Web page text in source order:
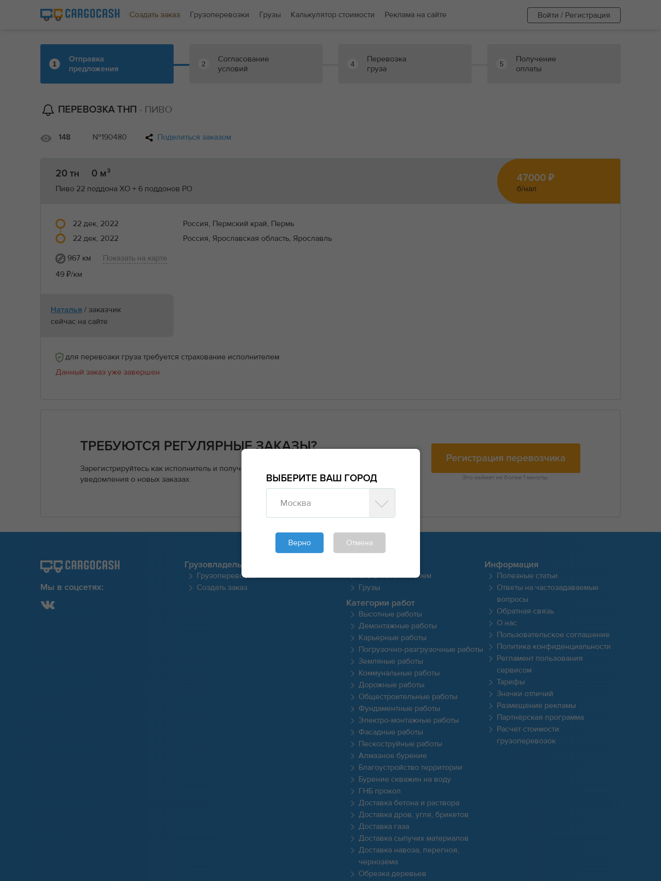
Создать заказ Грузоперевозки Грузы Калькулятор стоимости Реклама на сайте Войти / Регистрация
1
Отправка
предложения
2
Согласование
условий
4
Перевозка
груза
5
Получение
оплаты
ПЕРЕВОЗКА ТНП - ПИВО
148 №190480 Поделиться заказом
20 тн
0 м³
Пиво 22 поддона ХО + 6 поддонов РО
47000 ₽
б/нал
22 дек, 2022
Россия, Пермский край, Пермь
22 дек, 2022
Россия, Ярославская область, Ярославль
967 км
Показать на карте
49 ₽/км
Наталья / заказчик
сейчас на сайте
для перевозки груза требуется страхование исполнителем
Данный заказ уже завершен
ТРЕБУЮТСЯ РЕГУЛЯРНЫЕ ЗАКАЗЫ?
Зарегистрируйтесь как исполнитель и получайте заявки напрямую от заказчиков и
уведомления о новых заказах.
Регистрация перевозчика
Это займет не более 1 минуты.
Мы в соцсетях:
Грузовладельцу
Грузоперевозки
Создать заказ
Стать исполнителем
Грузы
Категории работ
Высотные работы
Демонтажные работы
Карьерные работы
Погрузочно-разгрузочные работы
Земляные работы
Коммунальные работы
Дорожные работы
Общестроительные работы
Фундаментные работы
Электро-монтажные работы
Фасадные работы
Пескоструйные работы
Алмазное бурение
Благоустройство территории
Бурение скважин на воду
ГНБ прокол
Доставка бетона и раствора
Доставка дров, угля, брикетов
Доставка газа
Доставка сыпучих материалов
Доставка навоза, перегноя,
чернозёма
Обрезка деревьев
Информация
Полезные статьи
Ответы на частозадаваемые
вопросы
Обратная связь
О нас
Пользовательское соглашение
Политика конфиденциальности
Регламент пользования
сервисом
Тарифы
Значки отличий
Размещение рекламы
Партнёрская программа
Расчет стоимости
грузоперевозок
ВЫБЕРИТЕ ВАШ ГОРОД
Москва
Верно Отмена